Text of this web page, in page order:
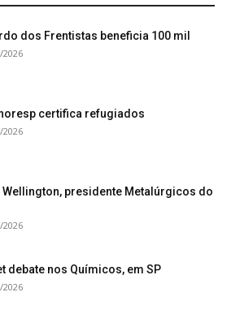
dos Frentistas beneficia 100 mil
2026
certifica refugiados
2026
Wellington, presidente Metalúrgicos do
2026
debate nos Químicos, em SP
2026